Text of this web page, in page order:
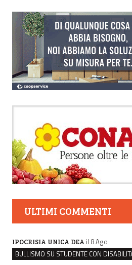
ULTIMI COMMENTI
IPOCRISIA UNICA DEA il 8 Ago